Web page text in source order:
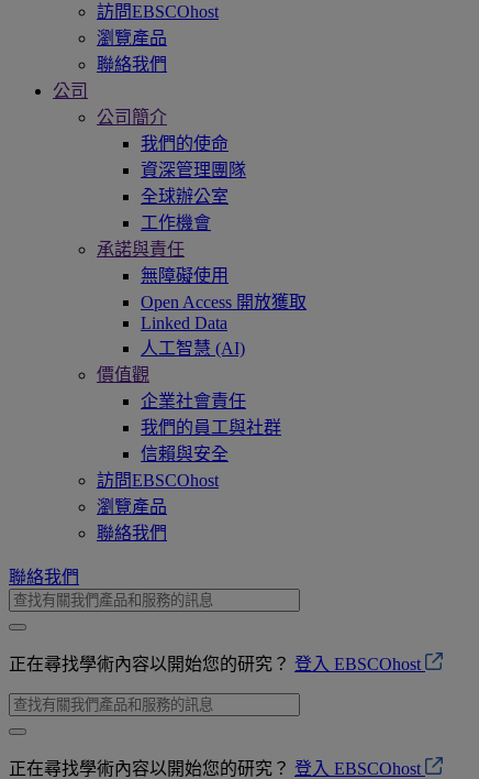
訪問EBSCOhost
瀏覽產品
聯絡我們
公司
公司簡介
我們的使命
資深管理團隊
全球辦公室
工作機會
承諾與責任
無障礙使用
Open Access 開放獲取
Linked Data
人工智慧 (AI)
價值觀
企業社會責任
我們的員工與社群
信賴與安全
訪問EBSCOhost
瀏覽產品
聯絡我們
聯絡我們
正在尋找學術內容以開始您的研究？ 登入 EBSCOhost
正在尋找學術內容以開始您的研究？ 登入 EBSCOhost